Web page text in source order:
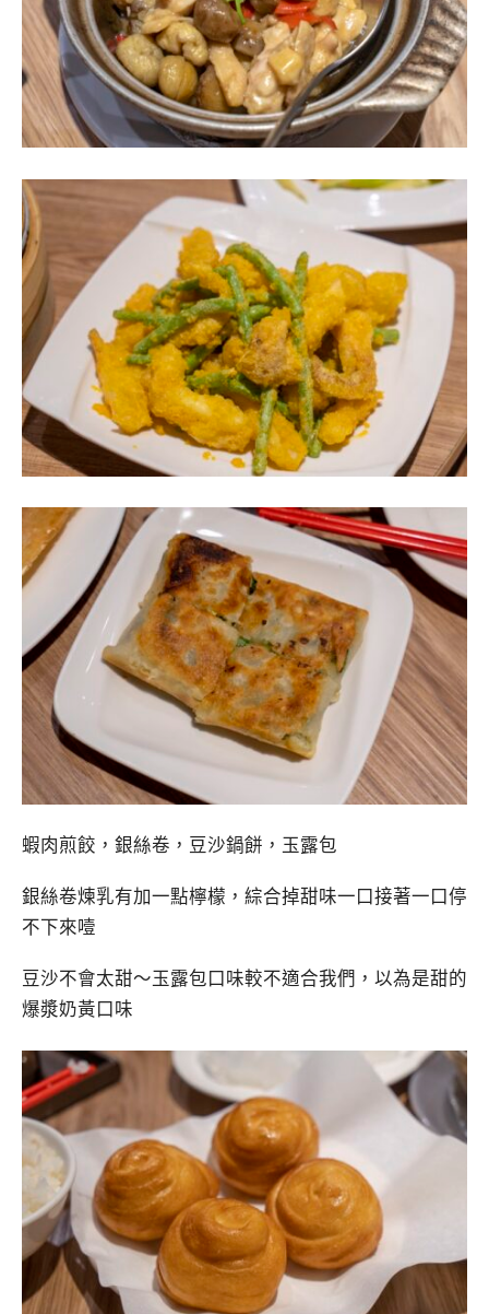
蝦肉煎餃，銀絲卷，豆沙鍋餅，玉露包
銀絲卷煉乳有加一點檸檬，綜合掉甜味一口接著一口停
不下來噎
豆沙不會太甜～玉露包口味較不適合我們，以為是甜的
爆漿奶黃口味